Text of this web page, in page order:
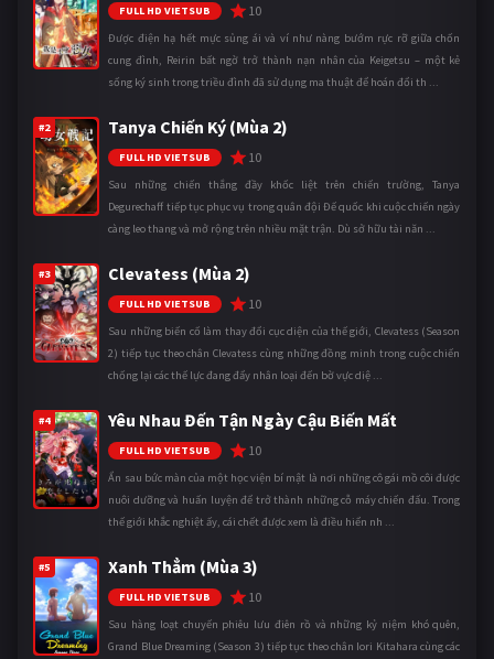
FULL HD VIETSUB 10
Được điện hạ hết mực sủng ái và ví như nàng bướm rực rỡ giữa chốn
cung đình, Reirin bất ngờ trở thành nạn nhân của Keigetsu – một kẻ
sống ký sinh trong triều đình đã sử dụng ma thuật để hoán đổi th ...
#2 Tanya Chiến Ký (Mùa 2)
FULL HD VIETSUB 10
Sau những chiến thắng đầy khốc liệt trên chiến trường, Tanya
Degurechaff tiếp tục phục vụ trong quân đội Đế quốc khi cuộc chiến ngày
càng leo thang và mở rộng trên nhiều mặt trận. Dù sở hữu tài năn ...
#3 Clevatess (Mùa 2)
FULL HD VIETSUB 10
Sau những biến cố làm thay đổi cục diện của thế giới, Clevatess (Season
2) tiếp tục theo chân Clevatess cùng những đồng minh trong cuộc chiến
chống lại các thế lực đang đẩy nhân loại đến bờ vực diệ ...
#4 Yêu Nhau Đến Tận Ngày Cậu Biến Mất
FULL HD VIETSUB 10
Ẩn sau bức màn của một học viện bí mật là nơi những cô gái mồ côi được
nuôi dưỡng và huấn luyện để trở thành những cỗ máy chiến đấu. Trong
thế giới khắc nghiệt ấy, cái chết được xem là điều hiển nh ...
#5 Xanh Thẳm (Mùa 3)
FULL HD VIETSUB 10
Sau hàng loạt chuyến phiêu lưu điên rồ và những kỷ niệm khó quên,
Grand Blue Dreaming (Season 3) tiếp tục theo chân Iori Kitahara cùng các